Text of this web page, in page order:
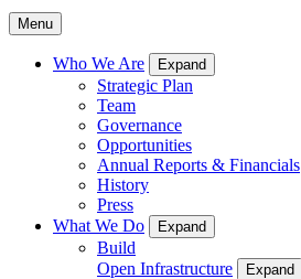
Menu
Who We Are Expand
Strategic Plan
Team
Governance
Opportunities
Annual Reports & Financials
History
Press
What We Do
Expand
Build
Open Infrastructure
Expand